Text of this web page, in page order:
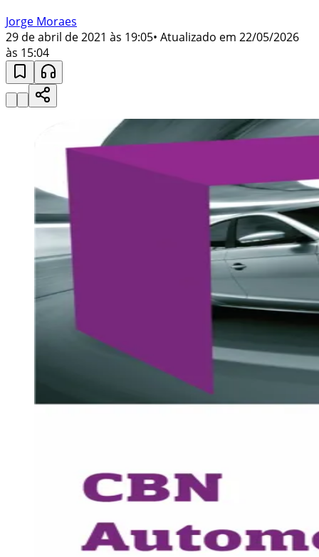
Jorge Moraes
29 de abril de 2021 às 19:05• Atualizado em 22/05/2026
às 15:04